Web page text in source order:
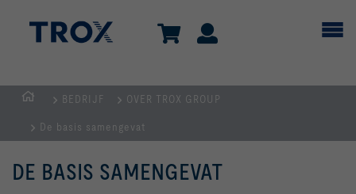
BEDRIJF OVER TROX GROUP
De basis samengevat
DE BASIS SAMENGEVAT